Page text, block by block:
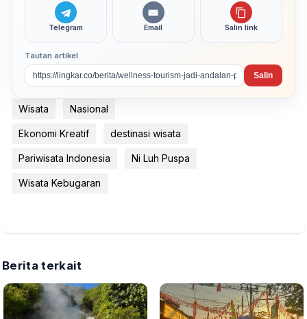
Telegram Email Salin link
Tautan artikel
Salin
Wisata Nasional
Ekonomi Kreatif destinasi wisata
Pariwisata Indonesia Ni Luh Puspa
Wisata Kebugaran
Berita terkait